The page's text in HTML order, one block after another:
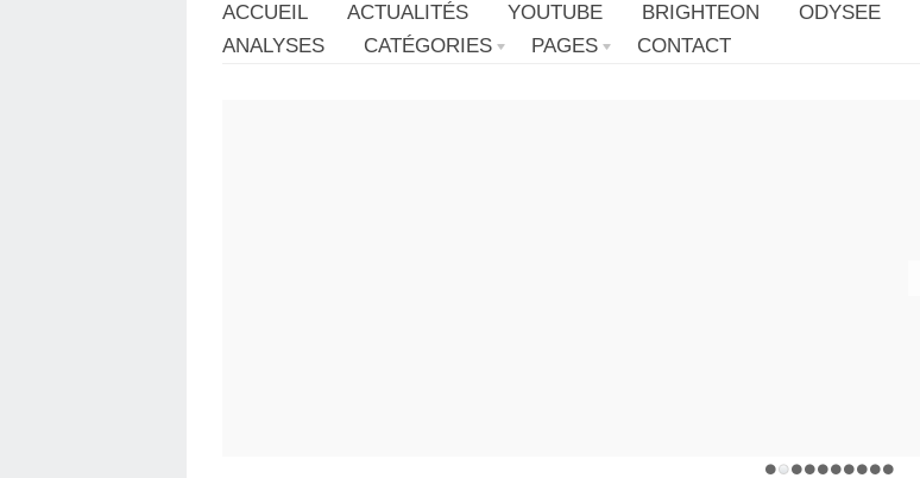
ACCUEIL ACTUALITÉS YOUTUBE BRIGHTEON ODYSEE
ANALYSES
CATÉGORIES PAGES CONTACT